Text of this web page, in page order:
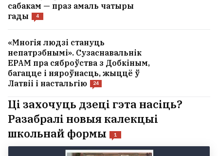
сабакам — праз амаль чатыры
гады
4
«Многія людзі стануць
непатрэбнымі». Сузаснавальнік
EPAM пра сяброўства з Добкіным,
багацце і няроўнасць, жыццё ў
Латвіі і настальгію
24
Ці захочуць дзеці гэта насіць?
Разабралі новыя калекцыі
школьнай формы
1